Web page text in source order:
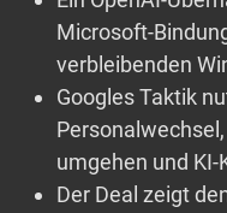
Microsoft-
verbleibenden
Googles Taktik
umgehen und
Der Deal zeigt